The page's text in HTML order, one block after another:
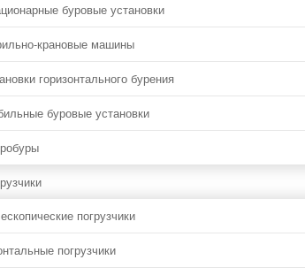
буровые установки
крановые машины
горизонтального бурения
буровые установки
погрузчики
погрузчики